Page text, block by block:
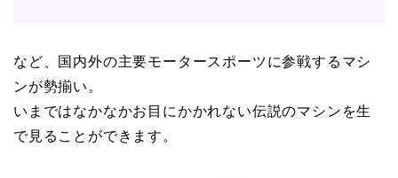
など、国内外の主要モータースポーツに参戦するマシ
ンが勢揃い。
いまではなかなかお目にかかれない伝説のマシンを生
で見ることができます。